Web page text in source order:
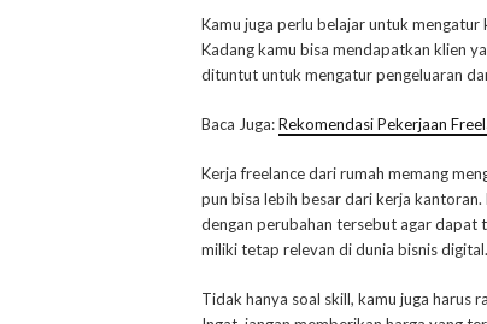
Kamu juga perlu belajar untuk
Kadang kamu bisa mendapatkan klien
dituntut untuk mengatur pengeluaran
Baca Juga:Rekomendasi Pekerjaan
Kerja freelance dari rumah memang
pun bisa lebih besar dari kerja
dengan perubahan tersebut agar dapat
miliki tetap relevan di dunia bisnis digital.
Tidak hanya soal skill, kamu juga harus